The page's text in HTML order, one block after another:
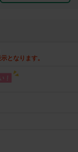
となります。